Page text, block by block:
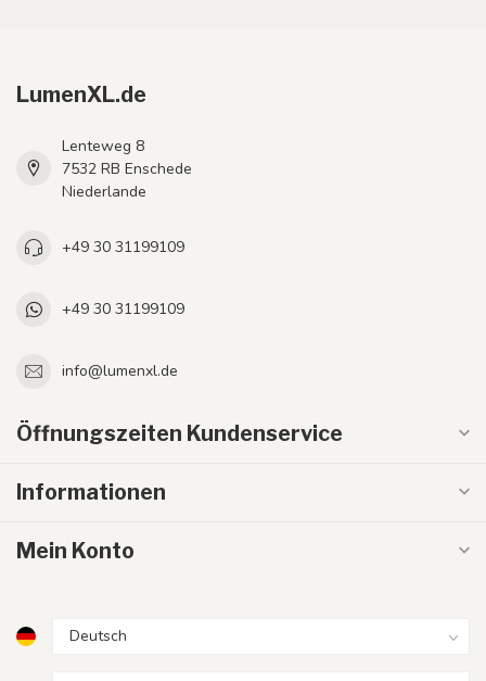
LumenXL.de
Lenteweg 8
7532 RB Enschede
Niederlande
+49 30 31199109
+49 30 31199109
info@lumenxl.de
Öffnungszeiten Kundenservice
Informationen
Mein Konto